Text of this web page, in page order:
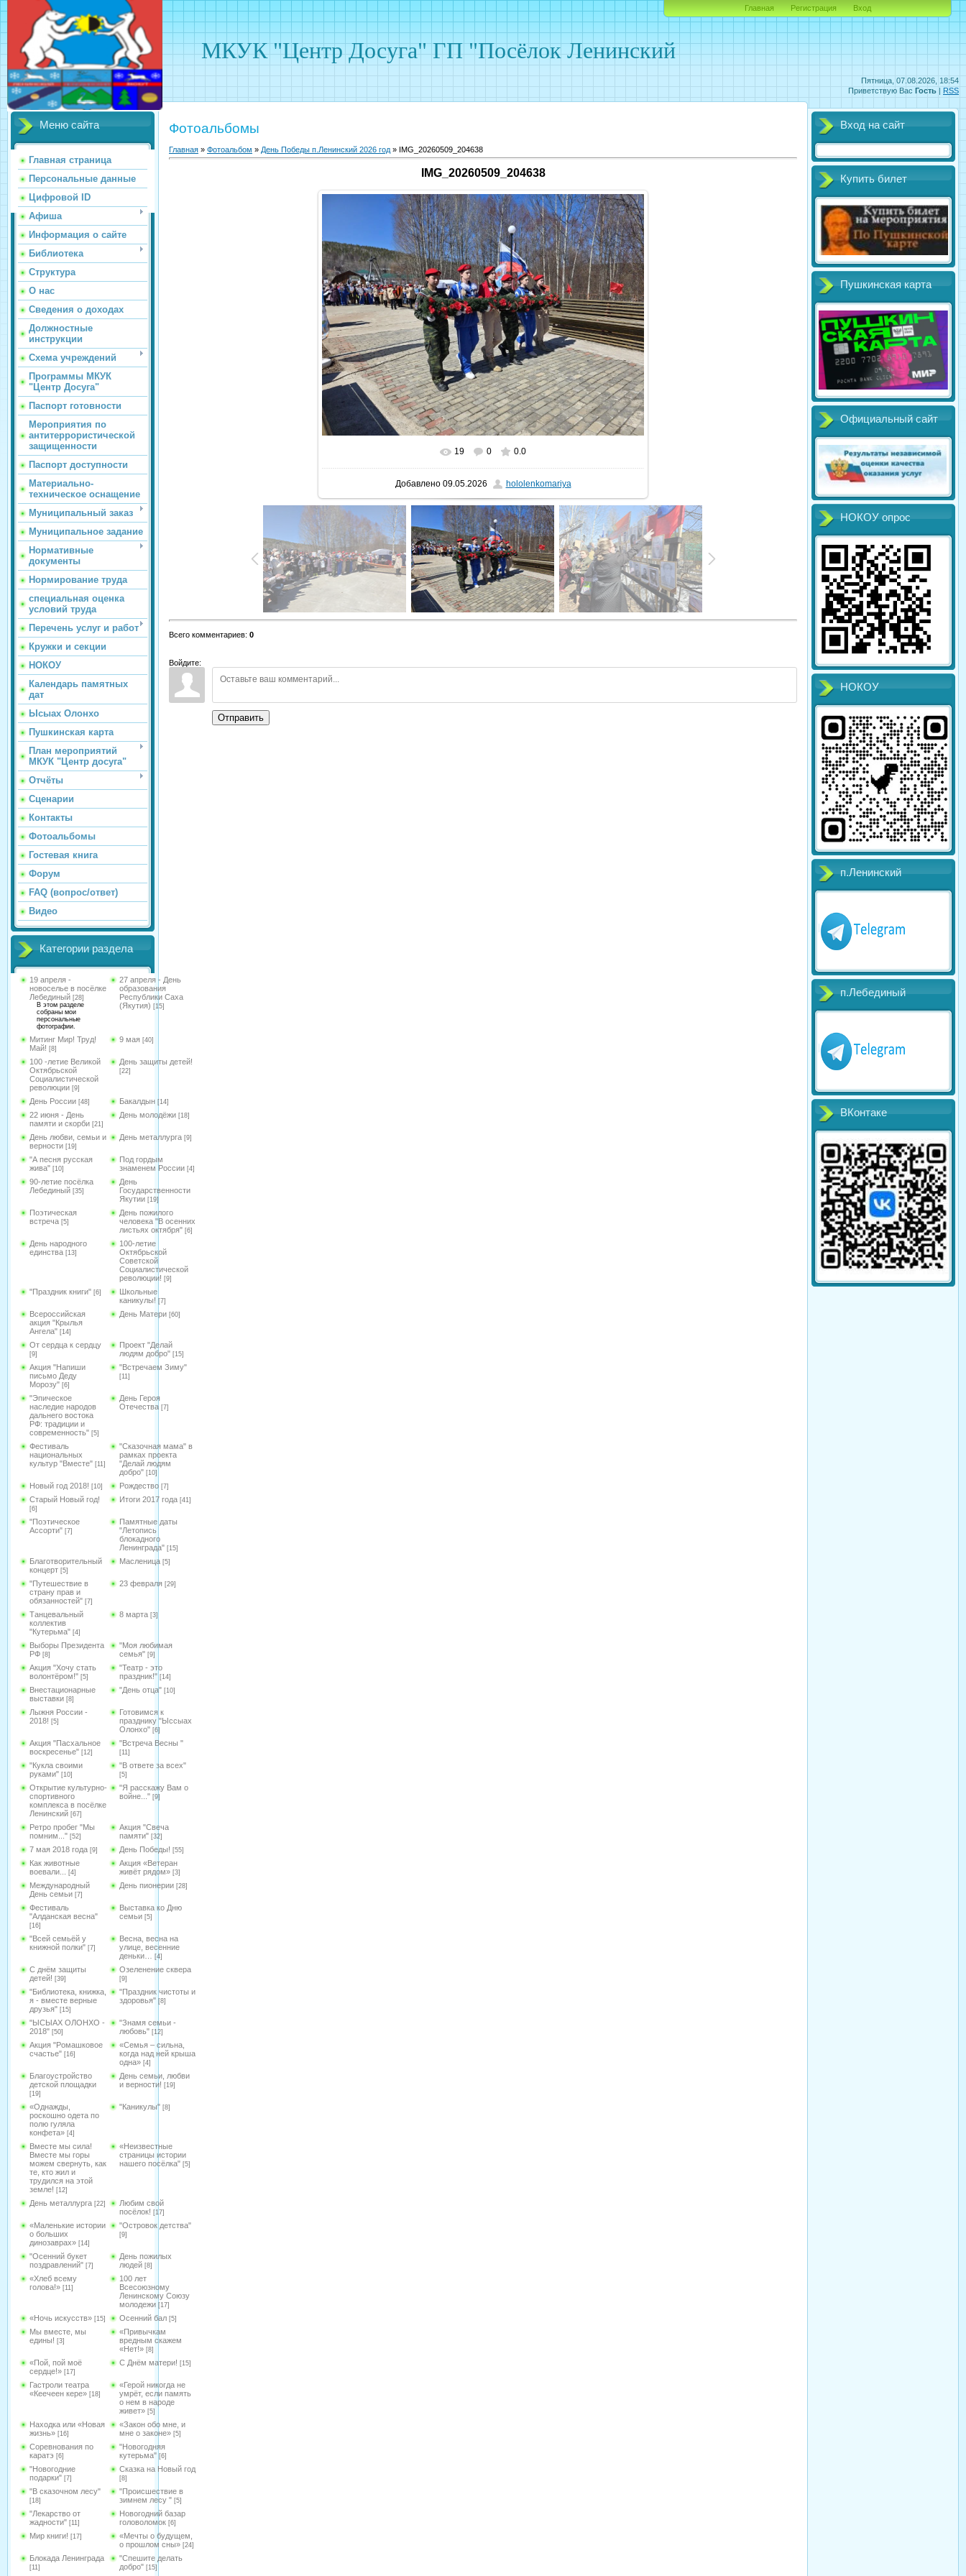
Пятница, 07.08.2026, 18:54
Приветствую Вас Гость | RSS
МКУК "Центр Досуга" ГП "Посёлок Ленинский
Главная Регистрация Вход
Меню сайта
Главная страница
Персональные данные
Цифровой ID
Афиша
Информация о сайте
Библиотека
Структура
О нас
Сведения о доходах
Должностные
инструкции
Схема учреждений
Программы МКУК
"Центр Досуга"
Паспорт готовности
Мероприятия по
антитеррористической
защищенности
Паспорт доступности
Материально-
техническое оснащение
Муниципальный заказ
Муниципальное задание
Нормативные
документы
Нормирование труда
специальная оценка
условий труда
Перечень услуг и работ
Кружки и секции
НОКОУ
Календарь памятных
дат
Ысыах Олонхо
Пушкинская карта
План мероприятий
МКУК "Центр досуга"
Отчёты
Сценарии
Контакты
Фотоальбомы
Гостевая книга
Форум
FAQ (вопрос/ответ)
Видео
Категории раздела
19 апреля -
новоселье в посёлке
Лебединый [28]
В этом разделе
собраны мои
персональные
фотографии.
27 апреля - День
образования
Республики Саха
(Якутия) [15]
Митинг Мир! Труд!
Май! [8]
9 мая [40]
100 -летие Великой
Октябрьской
Социалистической
революции [9]
День защиты детей!
[22]
День России [48] Бакалдын [14]
22 июня - День
памяти и скорби [21]
День молодёжи [18]
День любви, семьи и
верности [19]
День металлурга [9]
"А песня русская
жива" [10]
Под гордым
знаменем России [4]
90-летие посёлка
Лебединый [35]
День
Государственности
Якутии [19]
Поэтическая
встреча [5]
День пожилого
человека "В осенних
листьях октября" [6]
День народного
единства [13]
100-летие
Октябрьской
Советской
Социалистической
революции! [9]
"Праздник книги" [6]
Школьные
каникулы! [7]
Всероссийская
акция "Крылья
Ангела" [14]
День Матери [60]
От сердца к сердцу
[9]
Проект "Делай
людям добро" [15]
Акция "Напиши
письмо Деду
Морозу" [6]
"Встречаем Зиму"
[11]
"Эпическое
наследие народов
дальнего востока
РФ: традиции и
современность" [5]
День Героя
Отечества [7]
Фестиваль
национальных
культур "Вместе" [11]
"Сказочная мама" в
рамках проекта
"Делай людям
добро" [10]
Новый год 2018! [10] Рождество [7]
Старый Новый год!
[6]
Итоги 2017 года [41]
"Поэтическое
Ассорти" [7]
Памятные даты
"Летопись
блокадного
Ленинграда" [15]
Благотворительный
концерт [5]
Масленица [5]
"Путешествие в
страну прав и
обязанностей" [7]
23 февраля [29]
Танцевальный
коллектив
"Кутерьма" [4]
8 марта [3]
Выборы Президента
РФ [8]
"Моя любимая
семья" [9]
Акция "Хочу стать
волонтёром!" [5]
"Театр - это
праздник!" [14]
Внестационарные
выставки [8]
"День отца" [10]
Лыжня России -
2018! [5]
Готовимся к
празднику "Ыссыах
Олонхо" [6]
Акция "Пасхальное
воскресенье" [12]
"Встреча Весны "
[11]
"Кукла своими
руками" [10]
"В ответе за всех"
[5]
Открытие культурно-
спортивного
комплекса в посёлке
Ленинский [67]
"Я расскажу Вам о
войне..." [9]
Ретро пробег "Мы
помним..." [52]
Акция "Свеча
памяти" [32]
7 мая 2018 года [9] День Победы! [55]
Как животные
воевали...
[4]
Акция «Ветеран
живёт рядом» [3]
Международный
День семьи [7]
День пионерии [28]
Фестиваль
"Алданская весна"
[16]
Выставка ко Дню
семьи [5]
"Всей семьёй у
книжной полки" [7]
Весна, весна на
улице, весенние
деньки…
[4]
С днём защиты
детей! [39]
Озеленение сквера
[9]
"Библиотека, книжка,
я - вместе верные
друзья" [15]
"Праздник чистоты и
здоровья" [8]
"ЫСЫАХ ОЛОНХО -
2018" [50]
"Знамя семьи -
любовь" [12]
Акция "Ромашковое
счастье" [16]
«Семья – сильна,
когда над ней крыша
одна» [4]
Благоустройство
детской площадки
[19]
День семьи, любви
и верности! [19]
«Однажды,
роскошно одета по
полю гуляла
конфета» [4]
"Каникулы" [8]
Вместе мы сила!
Вместе мы горы
можем свернуть, как
те, кто жил и
трудился на этой
земле! [12]
«Неизвестные
страницы истории
нашего посёлка" [5]
День металлурга [22]
Любим свой
посёлок! [17]
«Маленькие истории
о больших
динозаврах» [14]
"Островок детства"
[9]
"Осенний букет
поздравлений" [7]
День пожилых
людей [8]
«Хлеб всему
голова!» [11]
100 лет
Всесоюзному
Ленинскому Союзу
молодежи [17]
«Ночь искусств» [15] Осенний бал [5]
Мы вместе, мы
едины! [3]
«Привычкам
вредным скажем
«Нет!» [8]
«Пой, пой моё
сердце!» [17]
С Днём матери! [15]
Гастроли театра
«Кеечеен кере» [18]
«Герой никогда не
умрёт, если память
о нем в народе
живет» [5]
Находка или «Новая
жизнь» [16]
«Закон обо мне, и
мне о законе» [5]
Соревнования по
каратэ [6]
"Новогодняя
кутерьма" [6]
"Новогодние
подарки" [7]
Сказка на Новый год
[8]
"В сказочном лесу"
[18]
"Происшествие в
зимнем лесу " [5]
"Лекарство от
жадности" [11]
Новогодний базар
головоломок [6]
Мир книги! [17]
«Мечты о будущем,
о прошлом сны» [24]
Блокада Ленинграда
[11]
"Спешите делать
добро" [15]
Фотоальбомы
Главная » Фотоальбом » День Победы п.Ленинский 2026 год » IMG_20260509_204638
IMG_20260509_204638
19 0 0.0
Добавлено09.05.2026 hololenkomariya
Всего комментариев: 0
Войдите:
Отправить
Вход на сайт
Купить билет
Пушкинская карта
Официальный сайт
НОКОУ опрос
НОКОУ
п.Ленинский
п.Лебединый
ВКонтаке